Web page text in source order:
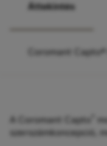
Áttekintés
Coromant
A Coromant Capto
szerszámkoncepció,